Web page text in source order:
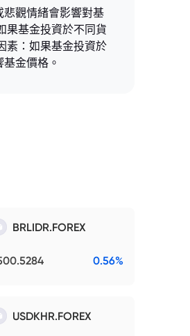
觀情緒會影響對基
果基金投資於不同貨
素：如果基金投資於
金價格。
BRLIDR.FOREX
0.56%
USDKHR.FOREX